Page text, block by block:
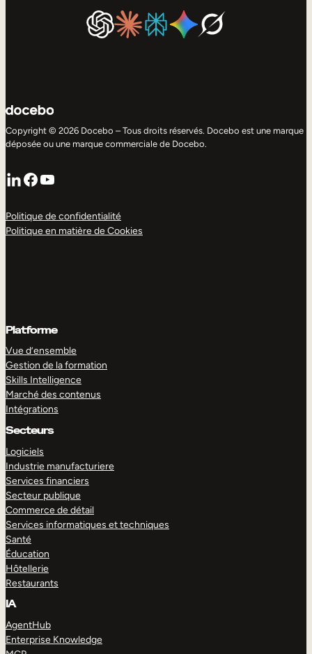
Copyright © 2026 Docebo – Tous droits réservés. Docebo est une marque
déposée ou une marque commerciale de Docebo.
LinkedIn
Facebook
YouTube
Politique de confidentialité
Politique en matière de Cookies
Platforme
Vue d’ensemble
Gestion de la formation
Skills Intelligence
Marché des contenus
Intégrations
Secteurs
Logiciels
Industrie manufacturiere
Services financiers
Secteur publique
Commerce de détail
Services informatiques et techniques
Santé
Éducation
Hôtellerie
Restaurants
IA
AgentHub
Enterprise Knowledge